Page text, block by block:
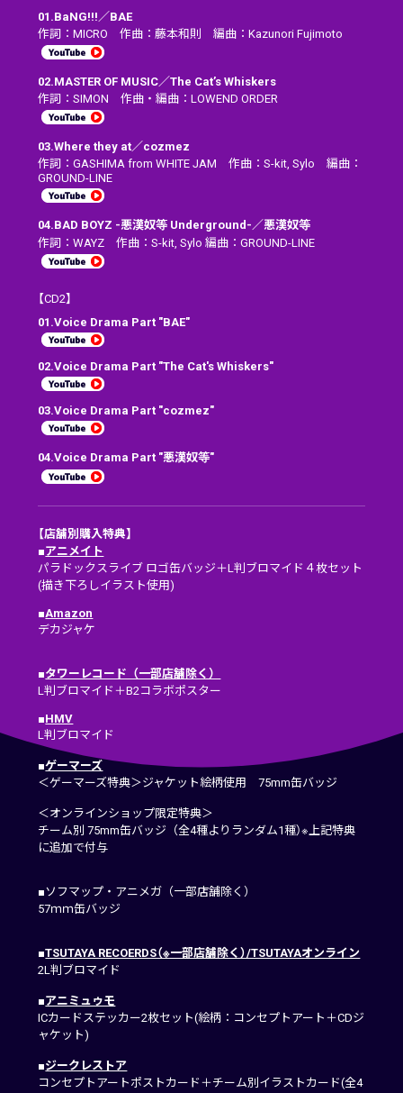
01.BaNG!!!／BAE
作詞：MICRO 作曲：藤本和則 編曲：Kazunori Fujimoto
02.MASTER OF MUSIC／The Cat’s Whiskers
作詞：SIMON 作曲・編曲：LOWEND ORDER
03.Where they at／cozmez
作詞：GASHIMA from WHITE JAM 作曲：S-kit, Sylo 編曲：
GROUND-LINE
04.BAD BOYZ -悪漢奴等 Underground-／悪漢奴等
作詞：WAYZ 作曲：S-kit, Sylo 編曲：GROUND-LINE
【CD2】
01.Voice Drama Part "BAE"
02.Voice Drama Part "The Cat's Whiskers"
03.Voice Drama Part "cozmez"
04.Voice Drama Part "悪漢奴等"
【店舗別購入特典】
■アニメイト
パラドックスライブ ロゴ缶バッジ＋L判ブロマイド４枚セット
(描き下ろしイラスト使用)
■Amazon
デカジャケ
■タワーレコード（一部店舗除く）
L判ブロマイド＋B2コラボポスター
■HMV
L判ブロマイド
■ゲーマーズ
＜ゲーマーズ特典＞ジャケット絵柄使用 75mm缶バッジ
＜オンラインショップ限定特典＞
チーム別 75mm缶バッジ（全4種よりランダム1種）※上記特典
に追加で付与
■ソフマップ・アニメガ（一部店舗除く）
57ｍｍ缶バッジ
■TSUTAYA RECOERDS（※一部店舗除く）/TSUTAYAオンライン
2L判ブロマイド
■アニミュゥモ
ICカードステッカー2枚セット(絵柄：コンセプトアート＋CDジ
ャケット)
■ジークレストア
コンセプトアートポストカード＋チーム別イラストカード(全4